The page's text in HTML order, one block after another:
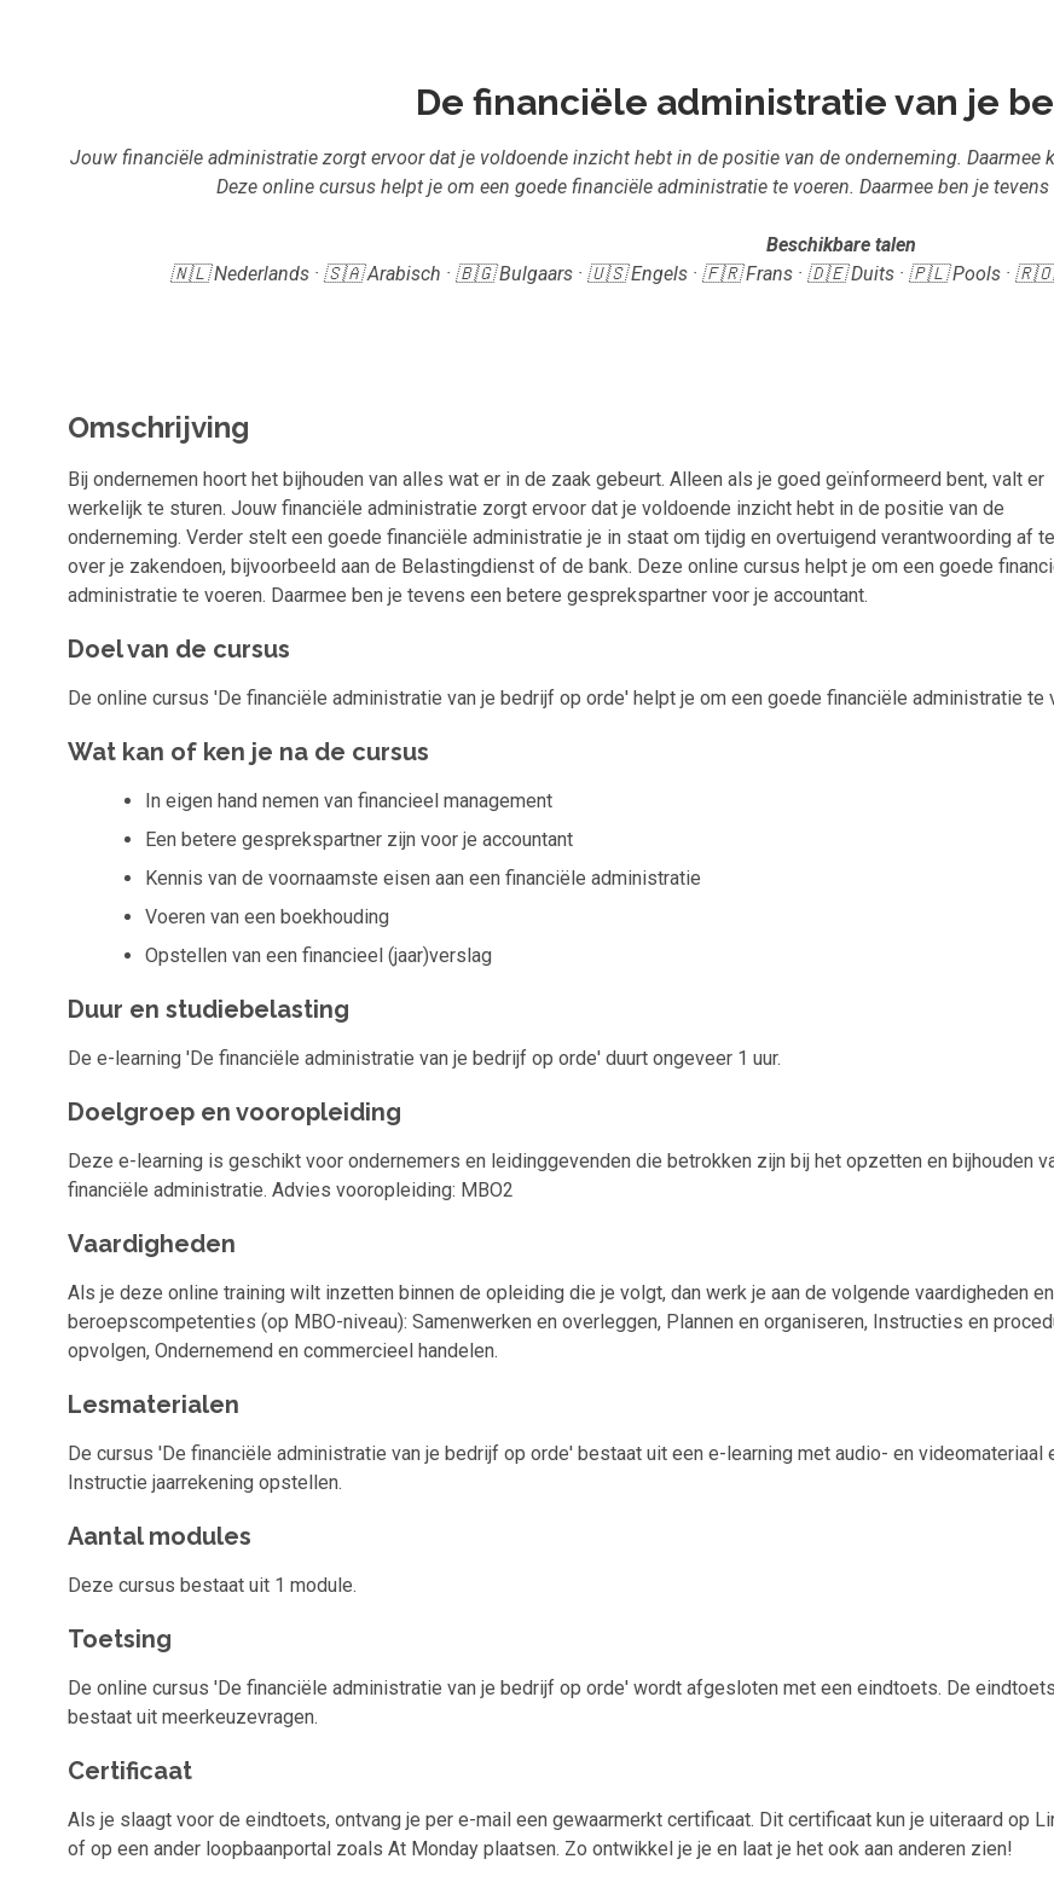
De financiële administratie van je
Jouw financiële administratie zorgt ervoor dat je voldoende inzicht hebt in de positie van de onderneming.
Deze online cursus helpt je om een goede financiële administratie te voeren. Daarmee ben je
Beschikbare talen
🇳🇱 Nederlands · 🇸🇦 Arabisch · 🇧🇬 Bulgaars · 🇺🇸 Engels · 🇫🇷 Frans · 🇩🇪 Duits · 🇵🇱 Pools · 🇷🇴
Omschrijving
Bij ondernemen hoort het bijhouden van alles wat er in de zaak gebeurt. Alleen als je goed geïnformeerd bent, valt er
werkelijk te sturen. Jouw financiële administratie zorgt ervoor dat je voldoende inzicht hebt in de positie van de
onderneming. Verder stelt een goede financiële administratie je in staat om tijdig en overtuigend verantwoording af
over je zakendoen, bijvoorbeeld aan de Belastingdienst of de bank. Deze online cursus helpt je om een goede
administratie te voeren. Daarmee ben je tevens een betere gesprekspartner voor je accountant.
Doel van de cursus
De online cursus 'De financiële administratie van je bedrijf op orde' helpt je om een goede financiële administratie te
Wat kan of ken je na de cursus
In eigen hand nemen van financieel management
Een betere gesprekspartner zijn voor je accountant
Kennis van de voornaamste eisen aan een financiële administratie
Voeren van een boekhouding
Opstellen van een financieel (jaar)verslag
Duur en studiebelasting
De e-learning 'De financiële administratie van je bedrijf op orde' duurt ongeveer 1 uur.
Doelgroep en vooropleiding
Deze e-learning is geschikt voor ondernemers en leidinggevenden die betrokken zijn bij het opzetten en bijhouden
financiële administratie. Advies vooropleiding: MBO2
Vaardigheden
Als je deze online training wilt inzetten binnen de opleiding die je volgt, dan werk je aan de volgende vaardigheden en
beroepscompetenties (op MBO-niveau): Samenwerken en overleggen, Plannen en organiseren, Instructies en
opvolgen, Ondernemend en commercieel handelen.
Lesmaterialen
De cursus 'De financiële administratie van je bedrijf op orde' bestaat uit een e-learning met audio- en videomateriaal
Instructie jaarrekening opstellen.
Aantal modules
Deze cursus bestaat uit 1 module.
Toetsing
De online cursus 'De financiële administratie van je bedrijf op orde' wordt afgesloten met een eindtoets. De eindtoets
bestaat uit meerkeuzevragen.
Certificaat
Als je slaagt voor de eindtoets, ontvang je per e-mail een gewaarmerkt certificaat. Dit certificaat kun je uiteraard op
of op een ander loopbaanportal zoals At Monday plaatsen. Zo ontwikkel je je en laat je het ook aan anderen zien!